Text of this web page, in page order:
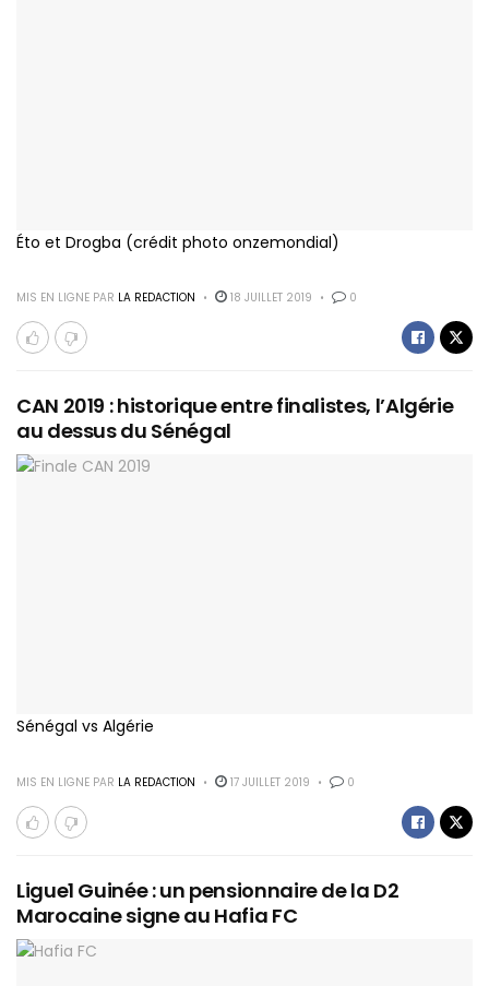
Éto et Drogba (crédit photo onzemondial)
MIS EN LIGNE PAR LA REDACTION 18 JUILLET 2019 0
CAN 2019 : historique entre finalistes, l’Algérie
au dessus du Sénégal
Sénégal vs Algérie
MIS EN LIGNE PAR LA REDACTION 17 JUILLET 2019 0
Ligue1 Guinée : un pensionnaire de la D2
Marocaine signe au Hafia FC